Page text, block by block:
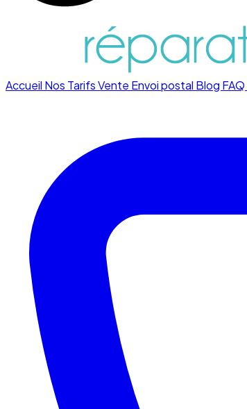
Accueil Nos TarifsVente Envoi postal Blog FAQ